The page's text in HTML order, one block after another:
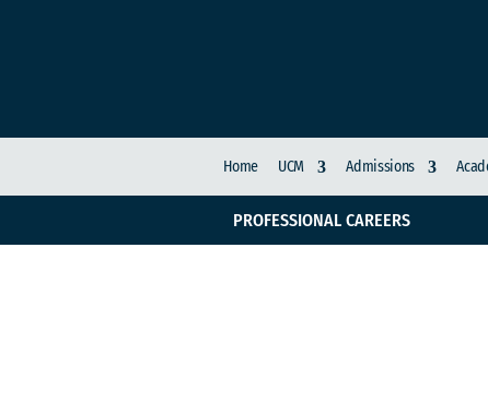
Home UCM Admissions
PROFESSIONAL CAREERS